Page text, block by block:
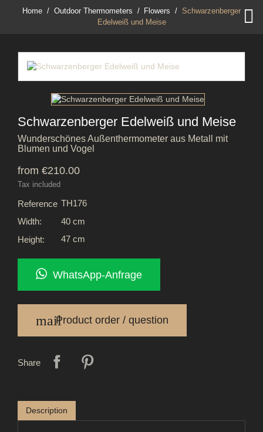

Home Outdoor Thermometers Flowers
Schwarzenberger
Edelweiß und Meise
Schwarzenberger Edelweiß und Meise
Wunderschönes Außenthermometer aus Metall mit
Blumen und Vogel
from €210.00
Tax included
Reference TH176
Width:
40 cm
Height:
47 cm
WhatsApp-Anfrage
mailProduct order / question
Share
Description